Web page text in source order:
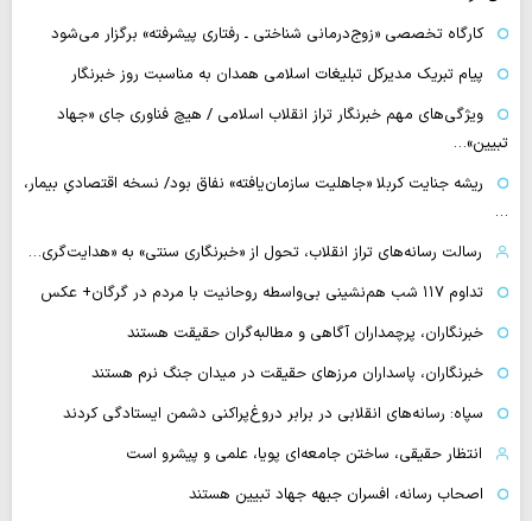
کارگاه تخصصی «زوج‌درمانی شناختی ـ رفتاری پیشرفته» برگزار می‌شود
پیام تبریک مدیرکل تبلیغات اسلامی همدان به مناسبت روز خبرنگار
ویژگی‌های مهم خبرنگار تراز انقلاب اسلامی / هیچ فناوری‌ جای «جهاد
تبیین»…
ریشه جنایت کربلا «جاهلیت سازمان‌یافته» نفاق بود/ نسخه اقتصادیِ بیمار،
…
رسالت رسانه‌های تراز انقلاب، تحول از «خبرنگاری سنتی» به «هدایت‌گری…
تداوم ۱۱۷ شب هم‌نشینی بی‌واسطه روحانیت با مردم در گرگان+ عکس
خبرنگاران، پرچمداران آگاهی و مطالبه‌گران حقیقت هستند
خبرنگاران، پاسداران مرزهای حقیقت در میدان جنگ نرم هستند
سپاه: رسانه‌های انقلابی در برابر دروغ‌پراکنی دشمن ایستادگی کردند
انتظار حقیقی، ساختن جامعه‌ای پویا، علمی و پیشرو است
اصحاب رسانه، افسران جبهه جهاد تبیین هستند